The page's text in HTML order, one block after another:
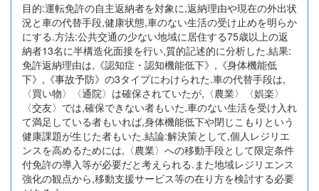
目的:運転免許の自主返納者を対象に,返納理由や現在の外出状
況と車の代替手段,健康状態,車のない生活の受け止めを明らか
にする.方法:公共交通の少ない地域に居住する75歳以上の返
納者13名に半構造化面接を行い,質的記述的に分析した.結果:
免許返納理由は,《認知症・認知機能低下》,《身体機能低
下》,《事故予防》の3タイプにわけられた.車の代替手段は,
〈買い物〉〈通院〉は確保されていたが,〈農業〉〈娯楽〉
〈交友〉では,確保できない者もいた.車のない生活を受け入れ
て満足している者もいれば,身体機能低下や閉じこもりという
健康課題が生じた者もいた.結論:解決策として,個人レジリエ
ンスを高めるためには,〈農業〉への移動手段として限定条件
付免許の導入等が必要だと考えられる.また地域レジリエンス
強化の観点から,移動支援サービス等の在り方を検討する必要